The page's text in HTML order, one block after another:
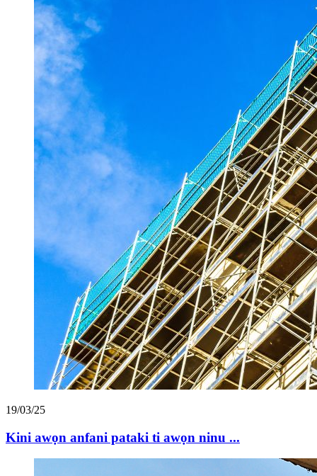
19/03/25
Kini awọn anfani pataki ti awọn ninu ...